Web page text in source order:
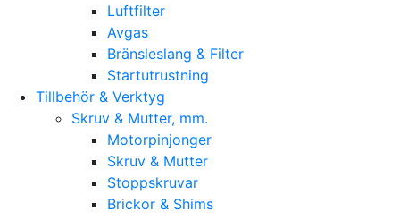
Luftfilter
Avgas
Bränsleslang & Filter
Startutrustning
Tillbehör & Verktyg
Skruv & Mutter, mm.
Motorpinjonger
Skruv & Mutter
Stoppskruvar
Brickor & Shims